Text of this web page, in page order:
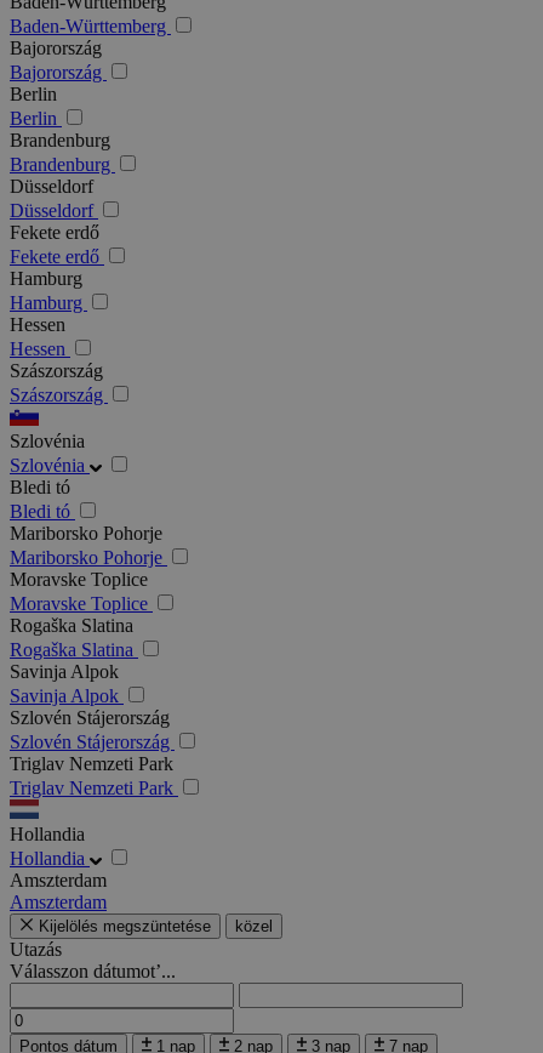
Baden-Württemberg
Bajorország
Bajorország
Berlin
Berlin
Brandenburg
Brandenburg
Düsseldorf
Düsseldorf
Fekete erdő
Fekete erdő
Hamburg
Hamburg
Hessen
Hessen
Szászország
Szászország
Szlovénia
Szlovénia
Bledi tó
Bledi tó
Mariborsko Pohorje
Mariborsko Pohorje
Moravske Toplice
Moravske Toplice
Rogaška Slatina
Rogaška Slatina
Savinja Alpok
Savinja Alpok
Szlovén Stájerország
Szlovén Stájerország
Triglav Nemzeti Park
Triglav Nemzeti Park
Hollandia
Hollandia
Amszterdam
Amszterdam
Kijelölés megszüntetése közel
Utazás
Válasszon dátumot’...
Pontos dátum 1 nap 2 nap 3 nap 7 nap